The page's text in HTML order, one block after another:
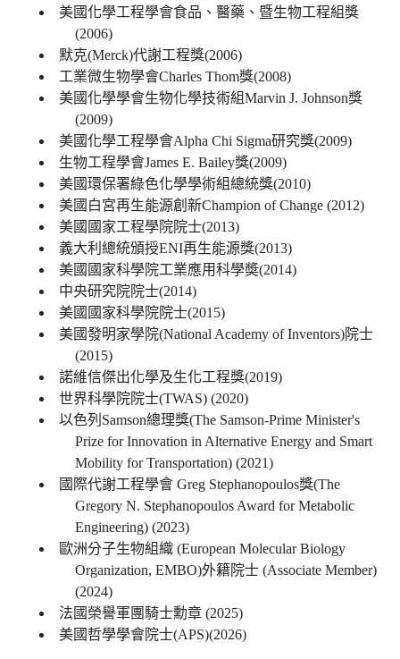
美國化學工程學會食品、醫藥、暨生物工程組獎
(2006)
默克(Merck)代謝工程獎(2006)
工業微生物學會Charles Thom獎(2008)
美國化學學會生物化學技術組Marvin J. Johnson獎
(2009)
美國化學工程學會Alpha Chi Sigma研究獎(2009)
生物工程學會James E. Bailey獎(2009)
美國環保署綠色化學學術組總統獎(2010)
美國白宮再生能源創新Champion of Change (2012)
美國國家工程學院院士(2013)
義大利總統頒授ENI再生能源獎(2013)
美國國家科學院工業應用科學奬(2014)
中央研究院院士(2014)
美國國家科學院院士(2015)
美國發明家學院(National Academy of Inventors)院士
(2015)
諾維信傑出化學及生化工程獎(2019)
世界科學院院士(TWAS) (2020)
以色列Samson總理獎(The Samson-Prime Minister's
Prize for Innovation in Alternative Energy and Smart
Mobility for Transportation) (2021)
國際代謝工程學會 Greg Stephanopoulos獎(The
Gregory N. Stephanopoulos Award for Metabolic
Engineering) (2023)
歐洲分子生物組織 (European Molecular Biology
Organization, EMBO)外籍院士 (Associate Member)
(2024)
法國榮譽軍團騎士勳章 (2025)
美國哲學學會院士(APS)(2026)